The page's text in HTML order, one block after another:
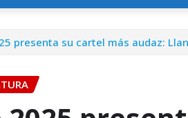
presenta su cartel más audaz: